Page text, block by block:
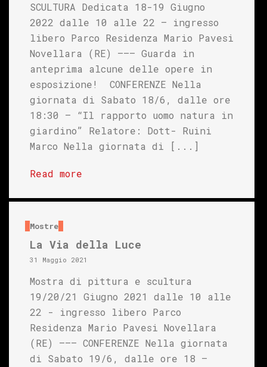
SCULTURA Dedicata 18-19 Giugno
2022 dalle 10 alle 22 – ingresso
libero Parco Residenza Mario Pavesi
Novellara (RE) ——– Guarda in
anteprima alcune delle opere in
esposizione! CONFERENZE Nella
giornata di Sabato 18/6, dalle ore
18:30 – “Il rapporto uomo natura in
giardino” Relatore: Dott- Ruini
Marco Nella giornata di [...]
Read more
Mostre
La Via della Luce
31 Maggio 2021
Mostra di pittura e scultura
19/20/21 Giugno 2021 dalle 10 alle
22 - ingresso libero Parco
Residenza Mario Pavesi Novellara
(RE) ——– CONFERENZE Nella giornata
di Sabato 19/6, dalle ore 18 –